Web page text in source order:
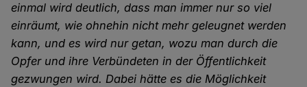
einmal wird deutlich, dass man immer nur so viel
einräumt, wie ohnehin nicht mehr geleugnet werden
kann, und es wird nur getan, wozu man durch die
Opfer und ihre Verbündeten in der Öffentlichkeit
gezwungen wird. Dabei hätte es die Möglichkeit